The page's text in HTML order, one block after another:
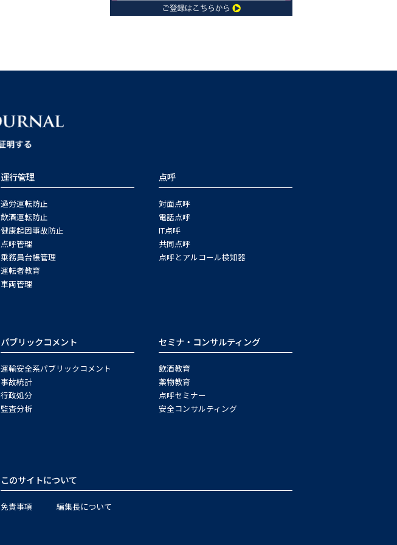
運行管理
過労運転防止
飲酒運転防止
健康起因事故防止
点呼管理
乗務員台帳管理
運転者教育
車両管理
点呼
対面点呼
電話点呼
IT点呼
共同点呼
点呼とアルコール検知器
パブリックコメント
運輸安全系パブリックコメント
事故統計
行政処分
監査分析
セミナ・コンサルティング
飲酒教育
薬物教育
点呼セミナー
安全コンサルティング
このサイトについて
免責事項 編集長について